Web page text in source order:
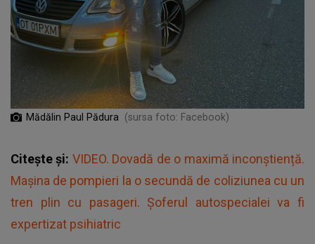
Mădălin Paul Pădura (sursa foto: Facebook)
Citește și: VIDEO. Dovadă de o maximă inconștiență.
Mașina de pompieri la o secundă de coliziunea cu un
tren plin cu pasageri. Șoferul autospecialei va fi
expertizat psihiatric